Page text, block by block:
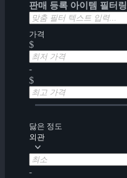
판매 등록 아이템 필터링
가격
$
-
$
닳은 정도
외관
-